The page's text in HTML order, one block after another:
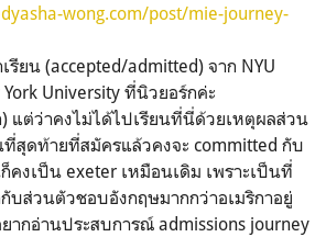
wong.com/post/mie-journey-
รียน (accepted/admitted) จาก NYU
University ที่นิวยอร์กค่ะ
แต่ว่าคงไม่ได้ไปเรียนที่นี่ด้วยเหตุผลส่วน
ที่สุดท้ายที่สมัครแล้วคงจะ committed กับ
งเป็น exeter เหมือนเดิม เพราะเป็นที่
บส่วนตัวชอบอังกฤษมากกว่าอเมริกาอยู่
ากอ่านประสบการณ์ admissions journey